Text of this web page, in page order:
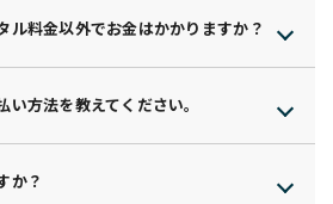
駄なく選べるライトプランは印刷枚数
プランになります。印刷枚数に合わせ
ください。
望の場合も、状況に応じたご提案が可
ル料金以外でお金はかかりますか？
りますが、その際は事前にしっかりと
安心してご検討ください。
い方法を教えてください。
か？